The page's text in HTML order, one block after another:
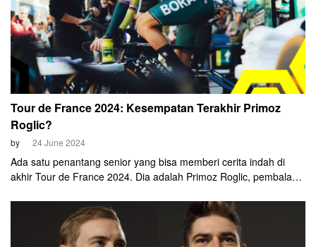
Tour de France 2024: Kesempatan Terakhir Primoz
Roglic?
by 24 June 2024
Ada satu penantang senior yang bisa memberi cerita indah di
akhir Tour de France 2024. Dia adalah Primoz Roglic, pembalap